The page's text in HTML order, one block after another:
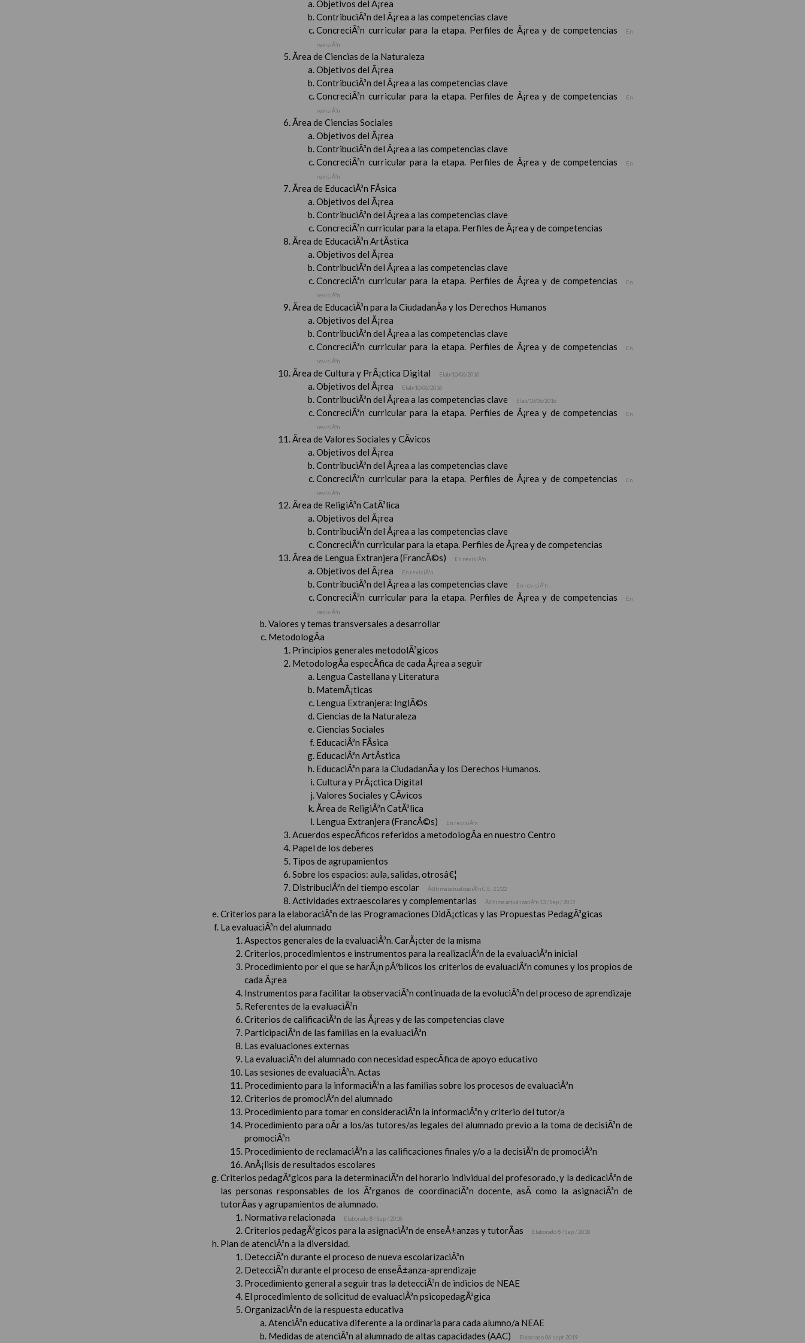
Objetivos del Ã¡rea
ContribuciÃ³n del Ã¡rea a las competencias clave
ConcreciÃ³n curricular para la etapa. Perfiles de Ã¡rea y de competencias
En
revisiÃ³n
Ãrea de Ciencias de la Naturaleza
Objetivos del Ã¡rea
ContribuciÃ³n del Ã¡rea a las competencias clave
ConcreciÃ³n curricular para la etapa. Perfiles de Ã¡rea y de competencias
En
revisiÃ³n
Ãrea de Ciencias Sociales
Objetivos del Ã¡rea
ContribuciÃ³n del Ã¡rea a las competencias clave
ConcreciÃ³n curricular para la etapa. Perfiles de Ã¡rea y de competencias
En
revisiÃ³n
Ãrea de EducaciÃ³n FÃ­sica
Objetivos del Ã¡rea
ContribuciÃ³n del Ã¡rea a las competencias clave
ConcreciÃ³n curricular para la etapa. Perfiles de Ã¡rea y de competencias
Ãrea de EducaciÃ³n ArtÃ­stica
Objetivos del Ã¡rea
ContribuciÃ³n del Ã¡rea a las competencias clave
ConcreciÃ³n curricular para la etapa. Perfiles de Ã¡rea y de competencias
En
revisiÃ³n
Ãrea de EducaciÃ³n para la CiudadanÃ­a y los Derechos Humanos
Objetivos del Ã¡rea
ContribuciÃ³n del Ã¡rea a las competencias clave
ConcreciÃ³n curricular para la etapa. Perfiles de Ã¡rea y de competencias
En
revisiÃ³n
Ãrea de Cultura y PrÃ¡ctica Digital Elab/10/06/2016
Objetivos del Ã¡rea Elab/10/06/2016
ContribuciÃ³n del Ã¡rea a las competencias clave Elab/10/06/2016
ConcreciÃ³n curricular para la etapa. Perfiles de Ã¡rea y de competencias
En
revisiÃ³n
Ãrea de Valores Sociales y CÃ­vicos
Objetivos del Ã¡rea
ContribuciÃ³n del Ã¡rea a las competencias clave
ConcreciÃ³n curricular para la etapa. Perfiles de Ã¡rea y de competencias
En
revisiÃ³n
Ãrea de ReligiÃ³n CatÃ³lica
Objetivos del Ã¡rea
ContribuciÃ³n del Ã¡rea a las competencias clave
ConcreciÃ³n curricular para la etapa. Perfiles de Ã¡rea y de competencias
Ãrea de Lengua Extranjera (FrancÃ©s)
En revisiÃ³n
Objetivos del Ã¡rea En revisiÃ³n
ContribuciÃ³n del Ã¡rea a las competencias clave En revisiÃ³n
ConcreciÃ³n curricular para la etapa. Perfiles de Ã¡rea y de competencias
En
revisiÃ³n
Valores y temas transversales a desarrollar
MetodologÃ­a
Principios generales metodolÃ³gicos
MetodologÃ­a especÃ­fica de cada Ã¡rea a seguir
Lengua Castellana y Literatura
MatemÃ¡ticas
Lengua Extranjera: InglÃ©s
Ciencias de la Naturaleza
Ciencias Sociales
EducaciÃ³n FÃ­sica
EducaciÃ³n ArtÃ­stica
EducaciÃ³n para la CiudadanÃ­a y los Derechos Humanos.
Cultura y PrÃ¡ctica Digital
Valores Sociales y CÃ­vicos
Ãrea de ReligiÃ³n CatÃ³lica
Lengua Extranjera (FrancÃ©s)
En revisiÃ³n
Acuerdos especÃ­ficos referidos a metodologÃ­a en nuestro Centro
Papel de los deberes
Tipos de agrupamientos
Sobre los espacios: aula, salidas, otrosâ€¦
DistribuciÃ³n del tiempo escolar
Ãšltima actualizaciÃ³n C.E. 21/22
Actividades extraescolares y complementarias Ãšltima actualizaciÃ³n 13 / Sep / 2019
Criterios para la elaboraciÃ³n de las Programaciones DidÃ¡cticas y las Propuestas PedagÃ³gicas
La evaluaciÃ³n del alumnado
Aspectos generales de la evaluaciÃ³n. CarÃ¡cter de la misma
Criterios, procedimientos e instrumentos para la realizaciÃ³n de la evaluaciÃ³n inicial
Procedimiento por el que se harÃ¡n pÃºblicos los criterios de evaluaciÃ³n comunes y los propios de
cada Ã¡rea
Instrumentos para facilitar la observaciÃ³n continuada de la evoluciÃ³n del proceso de aprendizaje
Referentes de la evaluaciÃ³n
Criterios de calificaciÃ³n de las Ã¡reas y de las competencias clave
ParticipaciÃ³n de las familias en la evaluaciÃ³n
Las evaluaciones externas
La evaluaciÃ³n del alumnado con necesidad especÃ­fica de apoyo educativo
Las sesiones de evaluaciÃ³n. Actas
Procedimiento para la informaciÃ³n a las familias sobre los procesos de evaluaciÃ³n
Criterios de promociÃ³n del alumnado
Procedimiento para tomar en consideraciÃ³n la informaciÃ³n y criterio del tutor/a
Procedimiento para oÃ­r a los/as tutores/as legales del alumnado previo a la toma de decisiÃ³n de
promociÃ³n
Procedimiento de reclamaciÃ³n a las calificaciones finales y/o a la decisiÃ³n de promociÃ³n
AnÃ¡lisis de resultados escolares
Criterios pedagÃ³gicos para la determinaciÃ³n del horario individual del profesorado, y la dedicaciÃ³n de
las personas responsables de los Ã³rganos de coordinaciÃ³n docente, asÃ­ como la asignaciÃ³n de
tutorÃ­as y agrupamientos de alumnado.
Normativa relacionada
Elaborado 8 / Sep / 2018
Criterios pedagÃ³gicos para la asignaciÃ³n de enseÃ±anzas y tutorÃ­as Elaborado 8 / Sep / 2018
Plan de atenciÃ³n a la diversidad.
DetecciÃ³n durante el proceso de nueva escolarizaciÃ³n
DetecciÃ³n durante el proceso de enseÃ±anza-aprendizaje
Procedimiento general a seguir tras la detecciÃ³n de indicios de NEAE
El procedimiento de solicitud de evaluaciÃ³n psicopedagÃ³gica
OrganizaciÃ³n de la respuesta educativa
AtenciÃ³n educativa diferente a la ordinaria para cada alumno/a NEAE
Medidas de atenciÃ³n al alumnado de altas capacidades (AAC)
Elaborado 06 sept 2019